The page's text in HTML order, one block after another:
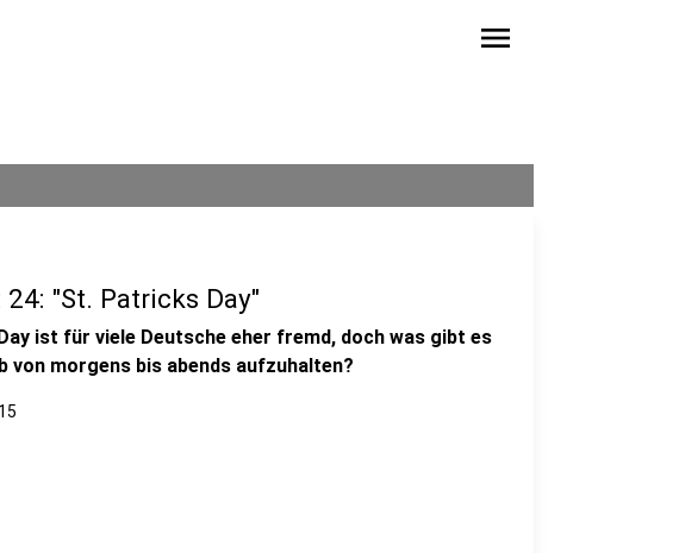
menu
"St. Patricks Day"
ist für viele Deutsche eher fremd, doch was gibt es
von morgens bis abends aufzuhalten?